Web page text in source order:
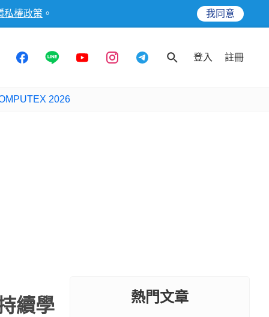
私權政策 。 我同意
登入 註冊
2026
續學 熱門文章